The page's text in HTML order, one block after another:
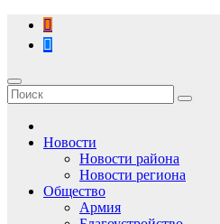
Перейти
содержимому
Новости
Новости района
Новости региона
Общество
Армия